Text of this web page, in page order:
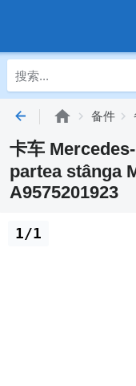
备件
卡车
partea stânga
A9575201923
1/1